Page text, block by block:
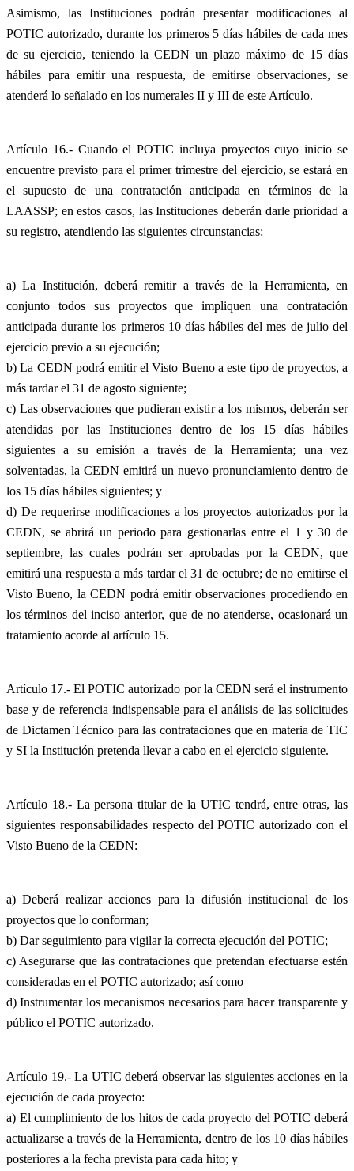
Asimismo, las Instituciones podrán presentar modificaciones al
POTIC autorizado, durante los primeros 5 días hábiles de cada mes
de su ejercicio, teniendo la CEDN un plazo máximo de 15 días
hábiles para emitir una respuesta, de emitirse observaciones, se
atenderá lo señalado en los numerales II y III de este Artículo.
Artículo 16.- Cuando el POTIC incluya proyectos cuyo inicio se
encuentre previsto para el primer trimestre del ejercicio, se estará en
el supuesto de una contratación anticipada en términos de la
LAASSP; en estos casos, las Instituciones deberán darle prioridad a
su registro, atendiendo las siguientes circunstancias:
a) La Institución, deberá remitir a través de la Herramienta, en
conjunto todos sus proyectos que impliquen una contratación
anticipada durante los primeros 10 días hábiles del mes de julio del
ejercicio previo a su ejecución;
b) La CEDN podrá emitir el Visto Bueno a este tipo de proyectos, a
más tardar el 31 de agosto siguiente;
c) Las observaciones que pudieran existir a los mismos, deberán ser
atendidas por las Instituciones dentro de los 15 días hábiles
siguientes a su emisión a través de la Herramienta; una vez
solventadas, la CEDN emitirá un nuevo pronunciamiento dentro de
los 15 días hábiles siguientes; y
d) De requerirse modificaciones a los proyectos autorizados por la
CEDN, se abrirá un periodo para gestionarlas entre el 1 y 30 de
septiembre, las cuales podrán ser aprobadas por la CEDN, que
emitirá una respuesta a más tardar el 31 de octubre; de no emitirse el
Visto Bueno, la CEDN podrá emitir observaciones procediendo en
los términos del inciso anterior, que de no atenderse, ocasionará un
tratamiento acorde al artículo 15.
Artículo 17.- El POTIC autorizado por la CEDN será el instrumento
base y de referencia indispensable para el análisis de las solicitudes
de Dictamen Técnico para las contrataciones que en materia de TIC
y SI la Institución pretenda llevar a cabo en el ejercicio siguiente.
Artículo 18.- La persona titular de la UTIC tendrá, entre otras, las
siguientes responsabilidades respecto del POTIC autorizado con el
Visto Bueno de la CEDN:
a) Deberá realizar acciones para la difusión institucional de los
proyectos que lo conforman;
b) Dar seguimiento para vigilar la correcta ejecución del POTIC;
c) Asegurarse que las contrataciones que pretendan efectuarse estén
consideradas en el POTIC autorizado; así como
d) Instrumentar los mecanismos necesarios para hacer transparente y
público el POTIC autorizado.
Artículo 19.- La UTIC deberá observar las siguientes acciones en la
ejecución de cada proyecto:
a) El cumplimiento de los hitos de cada proyecto del POTIC deberá
actualizarse a través de la Herramienta, dentro de los 10 días hábiles
posteriores a la fecha prevista para cada hito; y